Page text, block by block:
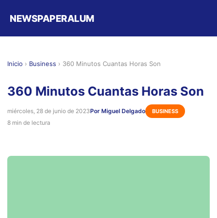
NEWSPAPERALUM
Inicio › Business › 360 Minutos Cuantas Horas Son
360 Minutos Cuantas Horas Son
miércoles, 28 de junio de 2023Por Miguel Delgado BUSINESS
8 min de lectura